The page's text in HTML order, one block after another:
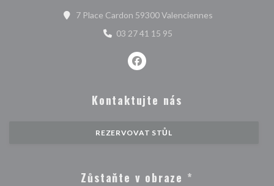
7 Place Cardon 59300 Valenciennes((otevře se v
03 27 41 15 95
Facebook ((otevře se v novém
Kontaktujte nás
REZERVOVAT STŮL
Zůstaňte v obraze *